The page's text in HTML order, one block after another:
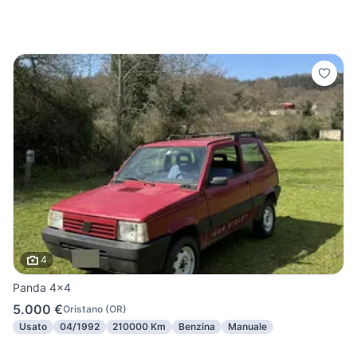
4
Panda 4x4
5.000 €Oristano (OR)
Usato
04/1992 210000 Km Benzina Manuale